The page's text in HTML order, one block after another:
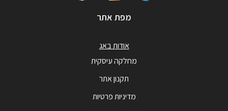
מפת אתר
אודות באג
מחלקה עיסקית
תקנון אתר
מדיניות פרטיות